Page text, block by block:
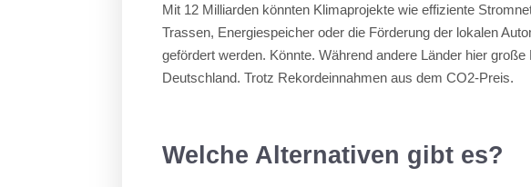
Mit 12 Milliarden könnten Klimaprojekte wie effiziente
Trassen, Energiespeicher oder die Förderung der lokalen
gefördert werden. Könnte. Während andere Länder hier
Deutschland. Trotz Rekordeinnahmen aus dem CO2-Preis.
Welche Alternativen gibt es?